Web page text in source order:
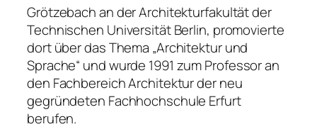
Grötzebach an der Architekturfakultät der
Technischen Universität Berlin, promovierte
dort über das Thema „Architektur und
Sprache“ und wurde 1991 zum Professor an
den Fachbereich Architektur der neu
gegründeten Fachhochschule Erfurt
berufen.